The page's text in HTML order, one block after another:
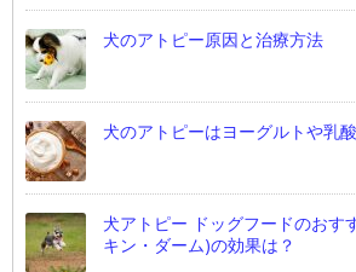
犬のアトピー原因と治療方法
犬のアトピーはヨーグルトや乳
犬アトピー ドッグフードのおす
キン・ダーム)の効果は？